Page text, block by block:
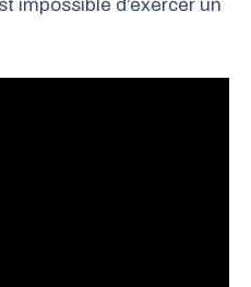
impossible d’exercer un